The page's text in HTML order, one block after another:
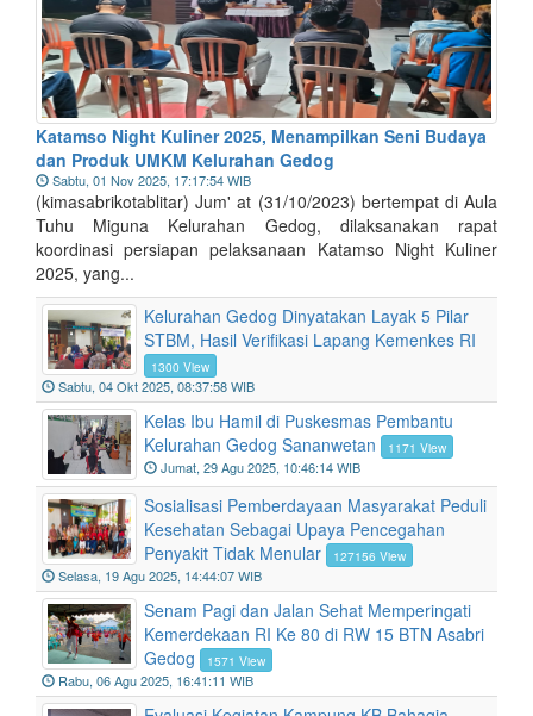
Katamso Night Kuliner 2025, Menampilkan Seni Budaya
dan Produk UMKM Kelurahan Gedog
Sabtu, 01 Nov 2025, 17:17:54 WIB
(kimasabrikotablitar) Jum' at (31/10/2023) bertempat di Aula
Tuhu Miguna Kelurahan Gedog, dilaksanakan rapat
koordinasi persiapan pelaksanaan Katamso Night Kuliner
2025, yang...
Kelurahan Gedog Dinyatakan Layak 5 Pilar
STBM, Hasil Verifikasi Lapang Kemenkes RI
1300 View
Sabtu, 04 Okt 2025, 08:37:58 WIB
Kelas Ibu Hamil di Puskesmas Pembantu
Kelurahan Gedog Sananwetan
Jumat, 29 Agu 2025, 10:46:14 WIB
Sosialisasi Pemberdayaan Masyarakat Peduli
Kesehatan Sebagai Upaya Pencegahan
Penyakit Tidak Menular
Selasa, 19 Agu 2025, 14:44:07 WIB
Senam Pagi dan Jalan Sehat Memperingati
Kemerdekaan RI Ke 80 di RW 15 BTN Asabri
Gedog
1571 View
Rabu, 06 Agu 2025, 16:41:11 WIB